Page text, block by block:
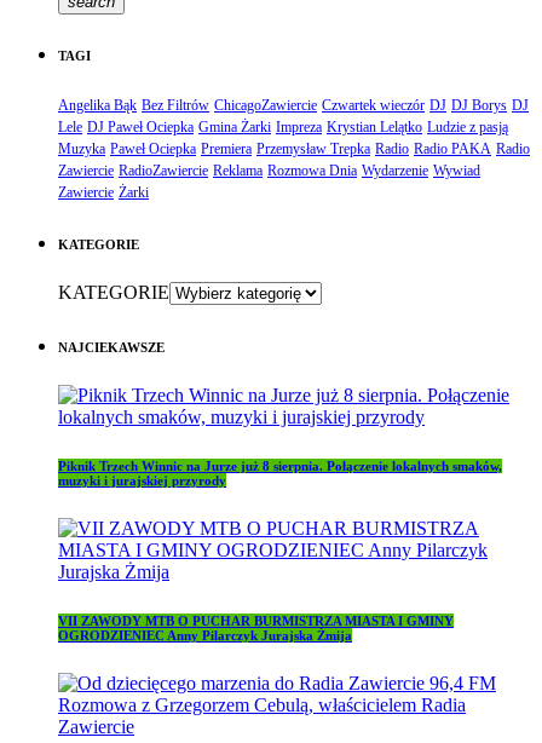
TAGI
Angelika Bąk Bez Filtrów ChicagoZawiercie Czwartek wieczór DJ DJ Borys DJ
Lele DJ Paweł Ociepka Gmina Żarki Impreza Krystian Lelątko Ludzie z pasją
Muzyka Paweł Ociepka Premiera Przemysław Trepka Radio Radio PAKA Radio
Zawiercie RadioZawiercie Reklama Rozmowa Dnia Wydarzenie Wywiad
Zawiercie Żarki
KATEGORIE
KATEGORIE
NAJCIEKAWSZE
Piknik Trzech Winnic na Jurze już 8 sierpnia. Połączenie lokalnych smaków,
muzyki i jurajskiej przyrody
VII ZAWODY MTB O PUCHAR BURMISTRZA MIASTA I GMINY
OGRODZIENIEC Anny Pilarczyk Jurajska Żmija